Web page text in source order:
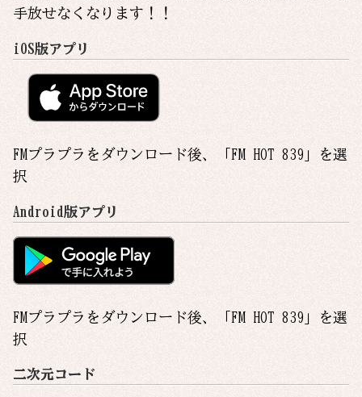
手放せなくなります！！
iOS版アプリ
FMプラプラをダウンロード後、「 FM HOT 839 」を選
択
Android版アプリ
FMプラプラをダウンロード後、「 FM HOT 839 」を選
択
二次元コード